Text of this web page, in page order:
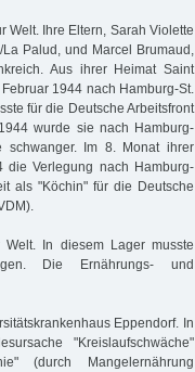
Welt. Ihre Eltern, Sarah Violette
Palud, und Marcel Brumaud,
Aus ihrer Heimat Saint
1944 nach Hamburg-St.
für die Deutsche Arbeitsfront
wurde sie nach Hamburg-
Im 8. Monat ihrer
die Verlegung nach Hamburg-
als "Köchin" für die Deutsche
In diesem Lager musste
Die Ernährungs- und
Eppendorf. In
"Kreislaufschwäche"
(durch Mangelernährung